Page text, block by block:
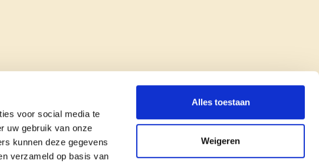
voor social media te
uw gebruik van onze
kunnen deze gegevens
verzameld op basis van
Alles toestaan
Weigeren